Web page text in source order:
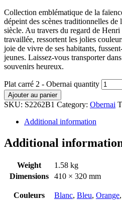
Collection emblématique de la
dépeint des scènes traditionnelles
siècle. Au travers du regard de
travaillée, ressortent les jolies
joie de vivre de ses habitants,
jeunes. Laissez-vous transporter
souvenirs heureux.
Plat carré 2 - Obernai quantity
Ajouter au panier
SKU: S2262B1 Category: Obernai
Additional information
Additional
Weight
1.58 kg
Dimensions
410 × 320 mm
Couleurs Blanc, Bleu, Orange,